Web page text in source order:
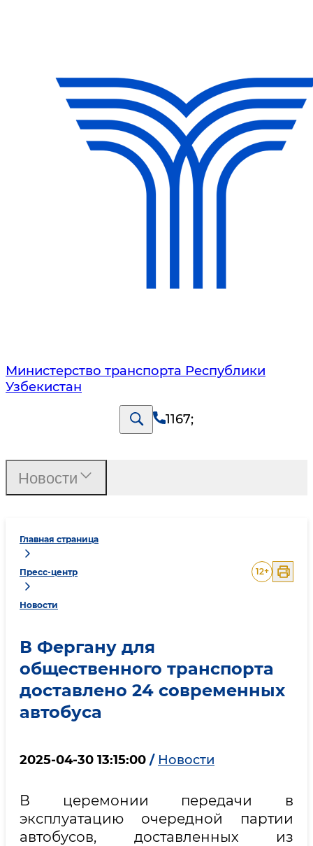
Министерство транспорта Республики
Узбекистан
1167;
Главная страница
Пресс-центр
Новости
12+
В Фергану для
общественного транспорта
доставлено 24 современных
автобуса
2025-04-30 13:15:00 / Новости
В церемонии передачи в
эксплуатацию очередной партии
автобусов, доставленных из
Новости